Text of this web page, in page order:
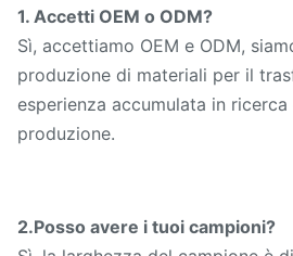
1. Accetti OEM o ODM?
Sì, accettiamo OEM e ODM,
produzione di materiali per il
esperienza accumulata in
produzione.
2.Posso avere i tuoi campioni?